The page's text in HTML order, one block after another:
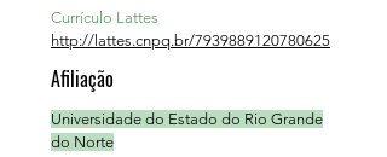
Currículo Lattes
http://lattes.cnpq.br/7939889120780625
Afiliação
Universidade do Estado do Rio Grande
do Norte